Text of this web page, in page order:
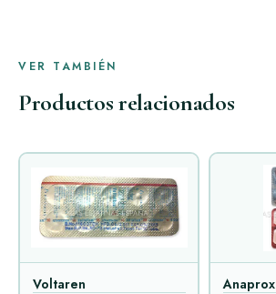
VER TAMBIÉN
Productos relacionados
Voltaren Anaprox